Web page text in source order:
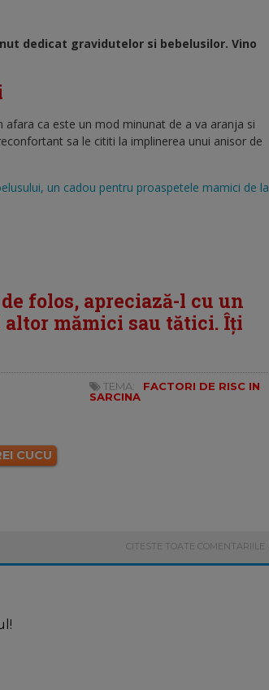
dedicat gravidutelor si bebelusilor. Vino
afara ca este un mod minunat de a va aranja si
sa le cititi la implinerea unui anisor de
un cadou pentru proaspetele mamici de la
folos, apreciază-l cu un
mămici sau tătici. Îți
CUCU
TEMA:
FACTORI DE RISC IN
SARCINA
CITESTE TOATE COMENTARIILE